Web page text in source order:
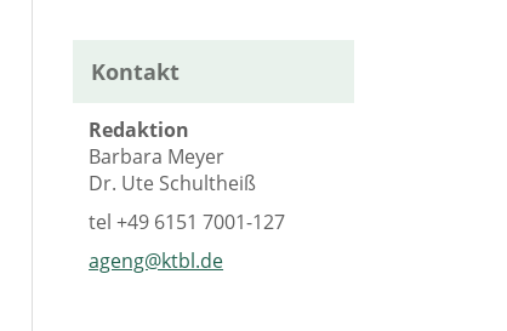
Kontakt
Redaktion
Barbara Meyer
Dr. Ute Schultheiß
tel+49 6151 7001-127
ageng@ktbl.de